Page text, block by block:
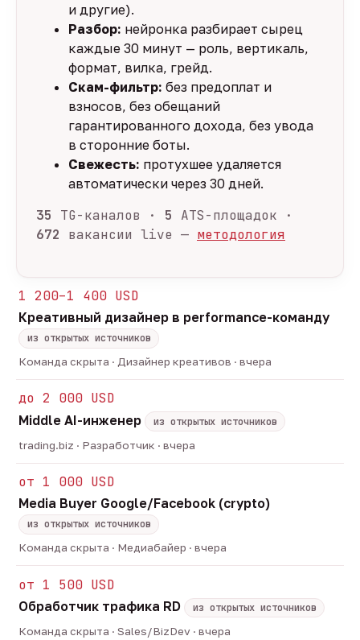
и другие).
Разбор: нейронка разбирает сырец
каждые 30 минут — роль, вертикаль,
формат, вилка, грейд.
Скам-фильтр: без предоплат и
взносов, без обещаний
гарантированного дохода, без увода
в сторонние боты.
Свежесть: протухшее удаляется
автоматически через 30 дней.
35 TG-каналов · 5 ATS-площадок ·
672 вакансии live — методология
1 200–1 400 USD
Креативный дизайнер в performance-команду
из открытых источников
Команда скрыта · Дизайнер креативов · вчера
до 2 000 USD
Middle AI-инженер
из открытых источников
trading.biz · Разработчик · вчера
от 1 000 USD
Media Buyer Google/Facebook (crypto)
из открытых источников
Команда скрыта · Медиабайер · вчера
от 1 500 USD
Обработчик трафика RD
из открытых источников
Команда скрыта · Sales/BizDev · вчера